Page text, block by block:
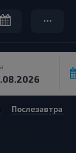
Послезавтра